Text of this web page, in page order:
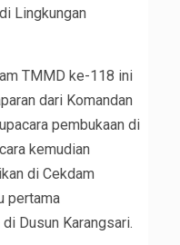
Lingkungan
TMMD ke-118 ini
dari Komandan
pembukaan di
kemudian
di Cekdam
pertama
Dusun Karangsari.